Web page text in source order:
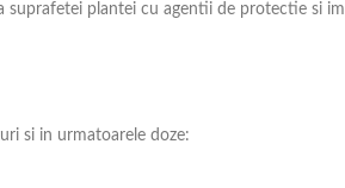
plantei cu agentii de protectie si
si in urmatoarele doze: